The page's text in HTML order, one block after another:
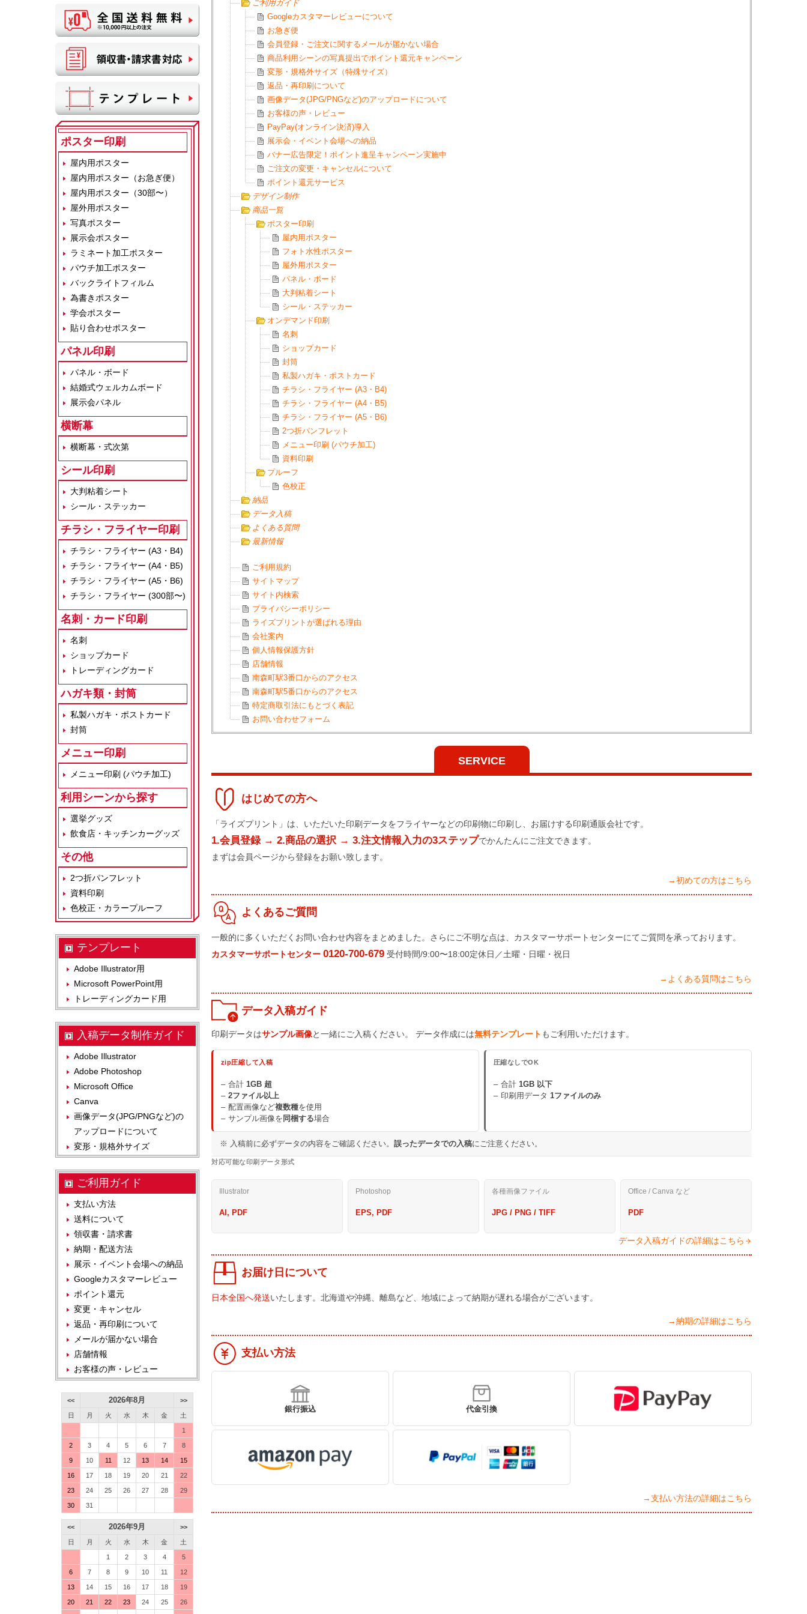
ご利用ガイド
Googleカスタマーレビューについて
お急ぎ便
会員登録・ご注文に関するメールが届かない場合
商品利用シーンの写真提出でポイント還元キャンペーン
変形・規格外サイズ（特殊サイズ）
返品・再印刷について
画像データ(JPG/PNGなど)のアップロードについて
お客様の声・レビュー
PayPay(オンライン決済)導入
展示会・イベント会場への納品
バナー広告限定！ポイント進呈キャンペーン実施中
ご注文の変更・キャンセルについて
ポイント還元サービス
デザイン制作
商品一覧
ポスター印刷
屋内用ポスター
フォト水性ポスター
屋外用ポスター
パネル・ボード
大判粘着シート
シール・ステッカー
オンデマンド印刷
名刺
ショップカード
封筒
私製ハガキ・ポストカード
チラシ・フライヤー (A3・B4)
チラシ・フライヤー (A4・B5)
チラシ・フライヤー (A5・B6)
2つ折パンフレット
メニュー印刷 (パウチ加工)
資料印刷
プルーフ
色校正
納品
データ入稿
よくある質問
最新情報
ご利用規約
サイトマップ
サイト内検索
プライバシーポリシー
ライズプリントが選ばれる理由
会社案内
個人情報保護方針
店舗情報
南森町駅3番口からのアクセス
南森町駅5番口からのアクセス
特定商取引法にもとづく表記
お問い合わせフォーム
SERVICE
はじめての方へ
「ライズプリント」は、いただいた印刷データをフライヤーなどの印刷物に印刷し、お届けする印刷通販会社です。
1.会員登録 → 2.商品の選択 → 3.注文情報入力の3ステップでかんたんにご注文できます。
まずは会員ページから登録をお願い致します。
→初めての方はこちら
よくあるご質問
一般的に多くいただくお問い合わせ内容をまとめました。さらにご不明な点は、カスタマーサポートセンターにてご質問を承っております。
カスタマーサポートセンター 0120-700-679 受付時間/9:00〜18:00定休日／土曜・日曜・祝日
→よくある質問はこちら
データ入稿ガイド
印刷データはサンプル画像と一緒にご入稿ください。 データ作成には無料テンプレート もご利用いただけます。
zip圧縮して入稿
合計 1GB 超
2ファイル以上
配置画像など複数種を使用
サンプル画像を 同梱する場合
圧縮なしでOK
合計 1GB 以下
印刷用データ 1ファイルのみ
※ 入稿前に必ずデータの内容をご確認ください。 誤ったデータでの入稿にご注意ください。
対応可能な印刷データ形式
Illustrator
AI, PDF
Photoshop
EPS, PDF
各種画像ファイル
JPG / PNG / TIFF
Office / Canva など
PDF
データ入稿ガイドの詳細はこちら
お届け日について
日本全国へ発送いたします。北海道や沖縄、離島など、地域によって納期が遅れる場合がございます。
→納期の詳細はこちら
支払い方法
銀行振込 代金引換
→支払い方法の詳細はこちら
ポスター印刷
屋内用ポスター
屋内用ポスター（お急ぎ便）
屋内用ポスター（30部〜）
屋外用ポスター
写真ポスター
展示会ポスター
ラミネート加工ポスター
パウチ加工ポスター
バックライトフィルム
為書きポスター
学会ポスター
貼り合わせポスター
パネル印刷
パネル・ボード
結婚式ウェルカムボード
展示会パネル
横断幕
横断幕・式次第
シール印刷
大判粘着シート
シール・ステッカー
チラシ・フライヤー印刷
チラシ・フライヤー (A3・B4)
チラシ・フライヤー (A4・B5)
チラシ・フライヤー (A5・B6)
チラシ・フライヤー (300部〜)
名刺・カード印刷
名刺
ショップカード
トレーディングカード
ハガキ類・封筒
私製ハガキ・ポストカード
封筒
メニュー印刷
メニュー印刷 (パウチ加工)
利用シーンから探す
選挙グッズ
飲食店・キッチンカーグッズ
その他
2つ折パンフレット
資料印刷
色校正・カラープルーフ
テンプレート
Adobe Illustrator用
Microsoft PowerPoint用
トレーディングカード用
入稿データ制作ガイド
Adobe Illustrator
Adobe Photoshop
Microsoft Office
Canva
画像データ(JPG/PNGなど)の
アップロードについて
変形・規格外サイズ
ご利用ガイド
支払い方法
送料について
領収書・請求書
納期・配送方法
展示・イベント会場への納品
Googleカスタマーレビュー
ポイント還元
変更・キャンセル
返品・再印刷について
メールが届かない場合
店舗情報
お客様の声・レビュー
<< 2026年8月 >>
日 月 火 水 木 金 土
1
2 3 4 5 6 7 8
9 10 11 12 13 14 15
16 17 18 19 20 21 22
23 24 25 26 27 28 29
30 31
<< 2026年9月 >>
日 月 火 水 木 金 土
1 2 3 4 5
6 7 8 9 10 11 12
13 14 15 16 17 18 19
20 21 22 23 24 25 26